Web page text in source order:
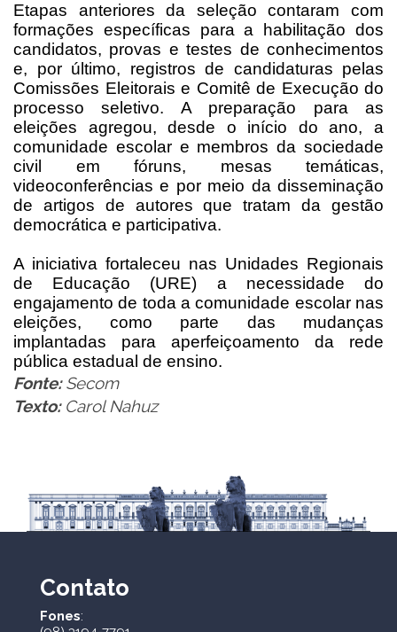
Etapas anteriores da seleção contaram com
formações específicas para a habilitação dos
candidatos, provas e testes de conhecimentos
e, por último, registros de candidaturas pelas
Comissões Eleitorais e Comitê de Execução do
processo seletivo. A preparação para as
eleições agregou, desde o início do ano, a
comunidade escolar e membros da sociedade
civil em fóruns, mesas temáticas,
videoconferências e por meio da disseminação
de artigos de autores que tratam da gestão
democrática e participativa.
A iniciativa fortaleceu nas Unidades Regionais
de Educação (URE) a necessidade do
engajamento de toda a comunidade escolar nas
eleições, como parte das mudanças
implantadas para aperfeiçoamento da rede
pública estadual de ensino.
Fonte:Secom
Texto: Carol Nahuz
Contato
Fones: